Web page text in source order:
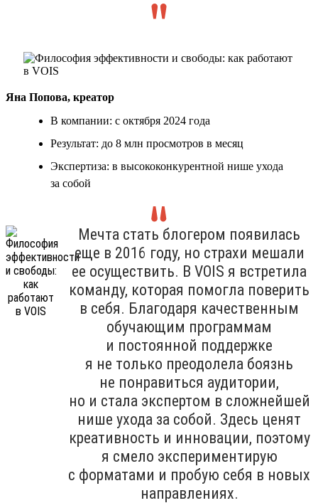
Яна Попова, креатор
В компании: с октября 2024 года
Результат: до 8 млн просмотров в месяц
Экспертиза: в высококонкурентной нише ухода
за собой
Мечта стать блогером появилась
еще в 2016 году, но страхи мешали
ее осуществить. В VOIS я встретила
команду, которая помогла поверить
в себя. Благодаря качественным
обучающим программам
и постоянной поддержке
я не только преодолела боязнь
не понравиться аудитории,
но и стала экспертом в сложнейшей
нише ухода за собой. Здесь ценят
креативность и инновации, поэтому
я смело экспериментирую
с форматами и пробую себя в новых
направлениях.